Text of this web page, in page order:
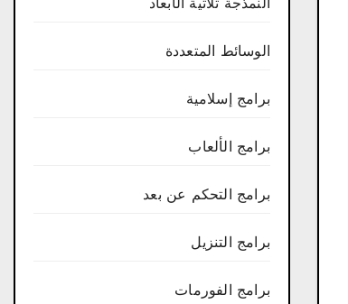
الوسائط المتعددة
برامج إسلامية
برامج الألعاب
برامج التحكم عن بعد
برامج التنزيل
برامج الفورمات